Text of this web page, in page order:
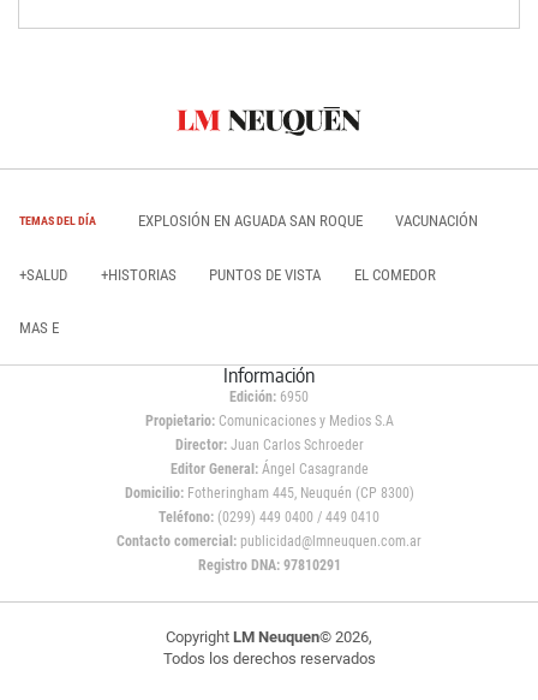
TEMAS DEL DÍA EXPLOSIÓN EN AGUADA SAN ROQUE VACUNACIÓN
+SALUD +HISTORIAS PUNTOS DE VISTA EL COMEDOR
MAS E
Información
Edición: 6950
Propietario:Comunicaciones y Medios S.A
Director: Juan Carlos Schroeder
Editor General:Ángel Casagrande
Domicilio:Fotheringham 445, Neuquén (CP 8300)
Teléfono: (0299) 449 0400 / 449 0410
Contacto comercial: publicidad@lmneuquen.com.ar
Registro DNA: 97810291
Copyright LM Neuquen© 2026,
Todos los derechos reservados